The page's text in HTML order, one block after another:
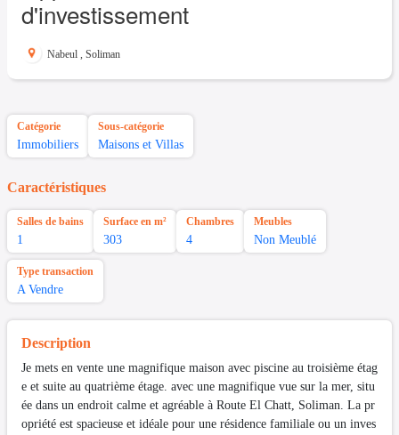
d'investissement
Nabeul , Soliman
Catégorie
Immobiliers
Sous-catégorie
Maisons et Villas
Caractéristiques
Salles de bains
1
Surface en m²
303
Chambres
4
Meubles
Non Meublé
Type transaction
A Vendre
Description
Je mets en vente une magnifique maison avec piscine au troisième étag
e et suite au quatrième étage. avec une magnifique vue sur la mer, situ
ée dans un endroit calme et agréable à Route El Chatt, Soliman. La pr
opriété est spacieuse et idéale pour une résidence familiale ou un inves